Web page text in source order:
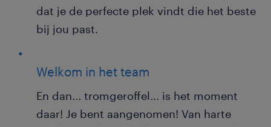
dat je de perfecte plek vindt die het beste
bij jou past.
Welkom in het team
En dan... tromgeroffel... is het moment
daar! Je bent aangenomen! Van harte